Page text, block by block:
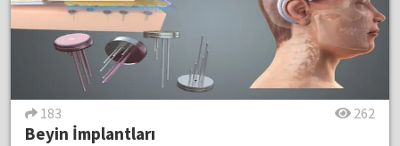
183 262
Beyin İmplantları